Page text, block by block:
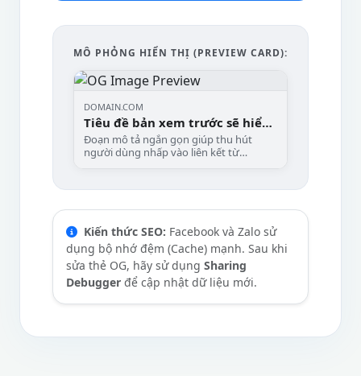
MÔ PHỎNG HIỂN THỊ (PREVIEW CARD):
DOMAIN.COM
Tiêu đề bản xem trước sẽ hiển
thị tại đây
Đoạn mô tả ngắn gọn giúp thu hút
người dùng nhấp vào liên kết từ
Kiến thức SEO: Facebook và Zalo sử
dụng bộ nhớ đệm (Cache) mạnh. Sau khi
sửa thẻ OG, hãy sử dụng Sharing
Debugger để cập nhật dữ liệu mới.